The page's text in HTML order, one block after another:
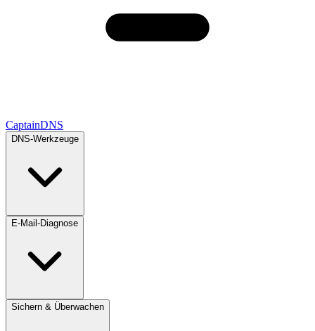
CaptainDNS
DNS-Werkzeuge
E-Mail-Diagnose
Sichern & Überwachen